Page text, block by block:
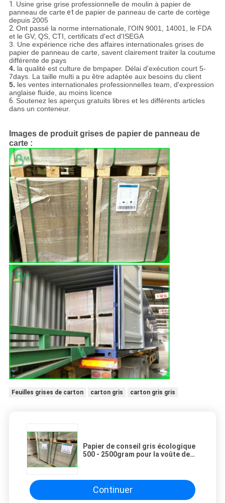
1. Usine grise grise professionnelle de moulin à papier de
panneau de carte et de papier de panneau de carte de cortège
depuis 2005
2. Ont passé la norme internationale, l'OIN 9001, 14001, le FDA
et le GV, QS, CTI, certificats d'ect d'ISEGA
3. Une expérience riche des affaires internationales grises de
papier de panneau de carte, savent clairement traiter la coutume
différente de pays
4. la qualité est culture de bmpaper. Délai d'exécution court 5-
7days. La taille multi a pu être adaptée aux besoins du client
5. les ventes internationales professionnelles team, d'expression
anglaise fluide, au moins licence
6. Soutenez les aperçus gratuits libres et les différents articles
dans un conteneur.
Images de produit grises de papier de panneau de
carte :
Feuilles grises de carton carton gris carton gris gris
Papier de conseil gris écologique
500 - 2500gram pour la voûte de
Continuer